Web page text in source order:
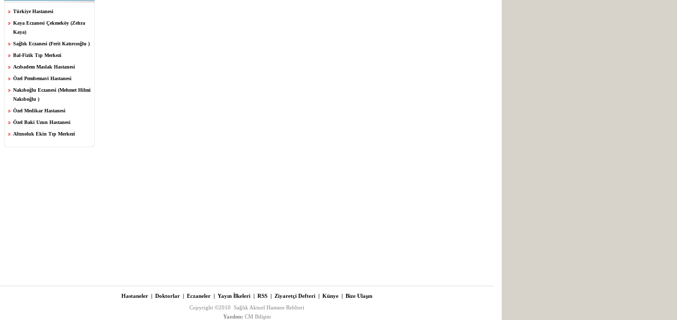
Türkiye Hastanesi
Kaya Eczanesi Çekmeköy (Zehra
Kaya)
Sağlık Eczanesi (Ferit Katırcıoğlu )
Bal-Fizik Tıp Merkezi
Acıbadem Maslak Hastanesi
Özel Pembemavi Hastanesi
Nakıboğlu Eczanesi (Mehmet Hilmi
Nakıboğlu )
Özel Medikar Hastanesi
Özel Baki Uzun Hastanesi
Altınoluk Ekin Tıp Merkezi
Hastaneler | Doktorlar | Eczaneler | Yayın İlkeleri | RSS | Ziyaretçi Defteri | Künye | Bize Ulaşın
Copyright ©2010 Sağlık Aktuel Hastane Rehberi
Yazılım: CM Bilişim